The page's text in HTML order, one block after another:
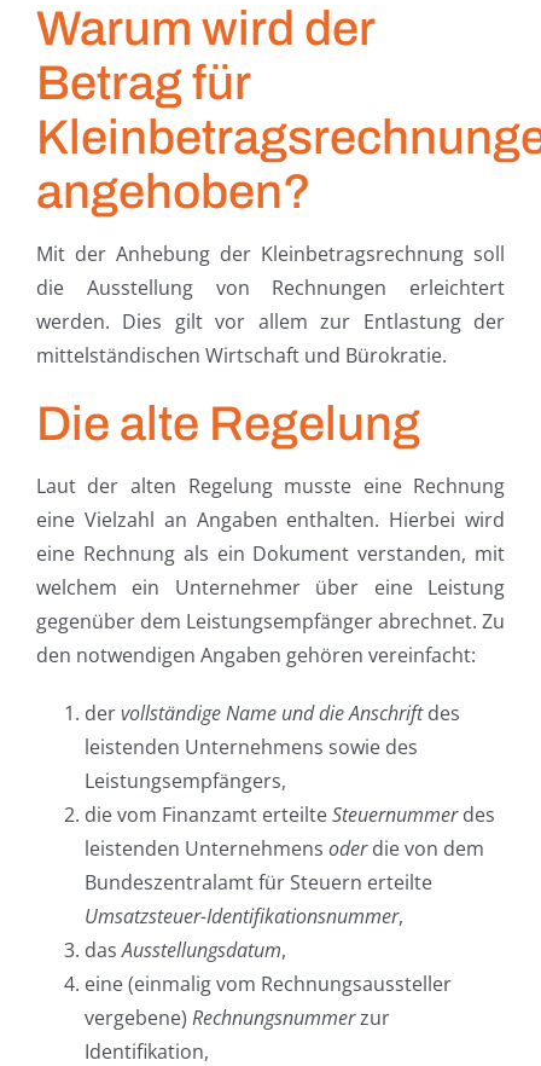
Warum wird der
Betrag für
angehoben?
Mit der Anhebung der Kleinbetragsrechnung soll
die Ausstellung von Rechnungen erleichtert
werden. Dies gilt vor allem zur Entlastung der
mittelständischen Wirtschaft und Bürokratie.
Die alte Regelung
Laut der alten Regelung musste eine Rechnung
eine Vielzahl an Angaben enthalten. Hierbei wird
eine Rechnung als ein Dokument verstanden, mit
welchem ein Unternehmer über eine Leistung
gegenüber dem Leistungsempfänger abrechnet. Zu
den notwendigen Angaben gehören vereinfacht:
dervollständige Name und die Anschriftdes
leistenden Unternehmens sowie des
Leistungsempfängers,
die vom Finanzamt erteilteSteuernummerdes
leistenden Unternehmens oderdie von dem
Bundeszentralamt für Steuern erteilte
Umsatzsteuer-Identifikationsnummer,
dasAusstellungsdatum,
eine (einmalig vom Rechnungsaussteller
vergebene) Rechnungsnummerzur
Identifikation,